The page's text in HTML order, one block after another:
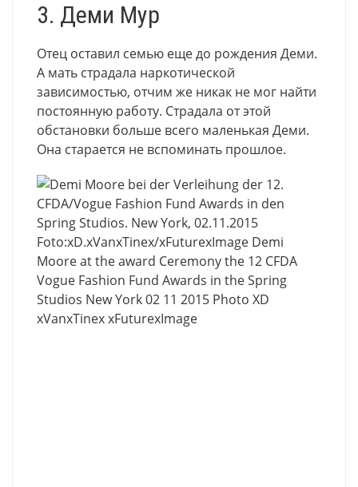
3. Деми Мур
Отец оставил семью еще до рождения Деми.
А мать страдала наркотической
зависимостью, отчим же никак не мог найти
постоянную работу. Страдала от этой
обстановки больше всего маленькая Деми.
Она старается не вспоминать прошлое.